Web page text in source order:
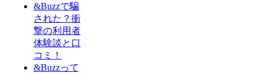
&Buzzで騙
された？衝
撃の利用者
体験談と口
コミ！
&Buzzって